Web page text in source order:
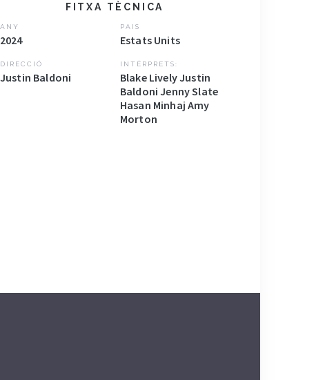
FITXA TÈCNICA
ANY
2024
DIRECCIÓ
Justin Baldoni
PAIS
Estats Units
INTÈRPRETS:
Blake Lively Justin
Baldoni Jenny Slate
Hasan Minhaj Amy
Morton